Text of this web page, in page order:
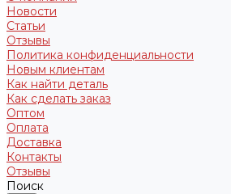
Новости
Статьи
Отзывы
Политика конфиденциальности
Новым клиентам
Как найти деталь
Как сделать заказ
Оптом
Оплата
Доставка
Контакты
Отзывы
Поиск